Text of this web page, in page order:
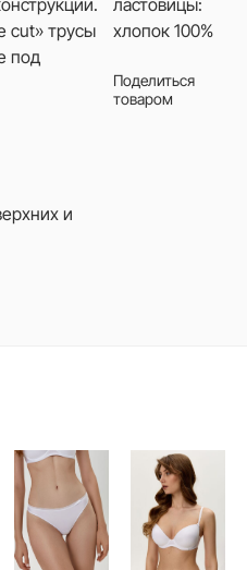
cut» трусы
под
и
ластовицы:
хлопок 100%
Поделиться
товаром